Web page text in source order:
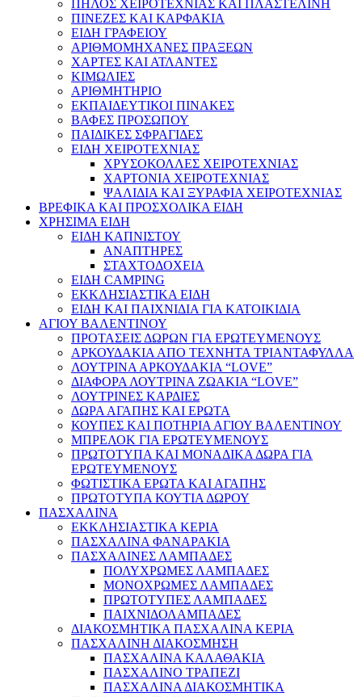
ΠΗΛΟΣ ΧΕΙΡΟΤΕΧΝΙΑΣ ΚΑΙ ΠΛΑΣΤΕΛΙΝΗ
ΠΙΝΕΖΕΣ ΚΑΙ ΚΑΡΦΑΚΙΑ
ΕΙΔΗ ΓΡΑΦΕΙΟΥ
ΑΡΙΘΜΟΜΗΧΑΝΕΣ ΠΡΑΞΕΩΝ
ΧΑΡΤΕΣ ΚΑΙ ΑΤΛΑΝΤΕΣ
ΚΙΜΩΛΙΕΣ
ΑΡΙΘΜΗΤΗΡΙΟ
ΕΚΠΑΙΔΕΥΤΙΚΟΙ ΠΙΝΑΚΕΣ
ΒΑΦΕΣ ΠΡΟΣΩΠΟΥ
ΠΑΙΔΙΚΕΣ ΣΦΡΑΓΙΔΕΣ
ΕΙΔΗ ΧΕΙΡΟΤΕΧΝΙΑΣ
ΧΡΥΣΟΚΟΛΛΕΣ ΧΕΙΡΟΤΕΧΝΙΑΣ
ΧΑΡΤΟΝΙΑ ΧΕΙΡΟΤΕΧΝΙΑΣ
ΨΑΛΙΔΙΑ ΚΑΙ ΞΥΡΑΦΙΑ ΧΕΙΡΟΤΕΧΝΙΑΣ
ΒΡΕΦΙΚΑ ΚΑΙ ΠΡΟΣΧΟΛΙΚΑ ΕΙΔΗ
ΧΡΗΣΙΜΑ ΕΙΔΗ
ΕΙΔΗ ΚΑΠΝΙΣΤΟΥ
ΑΝΑΠΤΗΡΕΣ
ΣΤΑΧΤΟΔΟΧΕΙΑ
ΕΙΔΗ CAMPING
ΕΚΚΛΗΣΙΑΣΤΙΚΑ ΕΙΔΗ
ΕΙΔΗ ΚΑΙ ΠΑΙΧΝΙΔΙΑ ΓΙΑ ΚΑΤΟΙΚΙΔΙΑ
ΑΓΙΟΥ ΒΑΛΕΝΤΙΝΟΥ
ΠΡΟΤΑΣΕΙΣ ΔΩΡΩΝ ΓΙΑ ΕΡΩΤΕΥΜΕΝΟΥΣ
ΑΡΚΟΥΔΑΚΙΑ ΑΠΟ ΤΕΧΝΗΤΑ ΤΡΙΑΝΤΑΦΥΛΛΑ
ΛΟΥΤΡΙΝΑ ΑΡΚΟΥΔΑΚΙΑ “LOVE”
ΔΙΑΦΟΡΑ ΛΟΥΤΡΙΝΑ ΖΩΑΚΙΑ “LOVE”
ΛΟΥΤΡΙΝΕΣ ΚΑΡΔΙΕΣ
ΔΩΡΑ ΑΓΑΠΗΣ ΚΑΙ ΕΡΩΤΑ
ΚΟΥΠΕΣ ΚΑΙ ΠΟΤΗΡΙΑ ΑΓΙΟΥ ΒΑΛΕΝΤΙΝΟΥ
ΜΠΡΕΛΟΚ ΓΙΑ ΕΡΩΤΕΥΜΕΝΟΥΣ
ΠΡΩΤΟΤΥΠΑ ΚΑΙ ΜΟΝΑΔΙΚΑ ΔΩΡΑ ΓΙΑ
ΕΡΩΤΕΥΜΕΝΟΥΣ
ΦΩΤΙΣΤΙΚΑ ΕΡΩΤΑ ΚΑΙ ΑΓΑΠΗΣ
ΠΡΩΤΟΤΥΠΑ ΚΟΥΤΙΑ ΔΩΡΟΥ
ΠΑΣΧΑΛΙΝΑ
ΕΚΚΛΗΣΙΑΣΤΙΚΑ ΚΕΡΙΑ
ΠΑΣΧΑΛΙΝΑ ΦΑΝΑΡΑΚΙΑ
ΠΑΣΧΑΛΙΝΕΣ ΛΑΜΠΑΔΕΣ
ΠΟΛΥΧΡΩΜΕΣ ΛΑΜΠΑΔΕΣ
ΜΟΝΟΧΡΩΜΕΣ ΛΑΜΠΑΔΕΣ
ΠΡΩΤΟΤΥΠΕΣ ΛΑΜΠΑΔΕΣ
ΠΑΙΧΝΙΔΟΛΑΜΠΑΔΕΣ
ΔΙΑΚΟΣΜΗΤΙΚΑ ΠΑΣΧΑΛΙΝΑ ΚΕΡΙΑ
ΠΑΣΧΑΛΙΝΗ ΔΙΑΚΟΣΜΗΣΗ
ΠΑΣΧΑΛΙΝΑ ΚΑΛΑΘΑΚΙΑ
ΠΑΣΧΑΛΙΝΟ ΤΡΑΠΕΖΙ
ΠΑΣΧΑΛΙΝΑ ΔΙΑΚΟΣΜΗΤΙΚΑ